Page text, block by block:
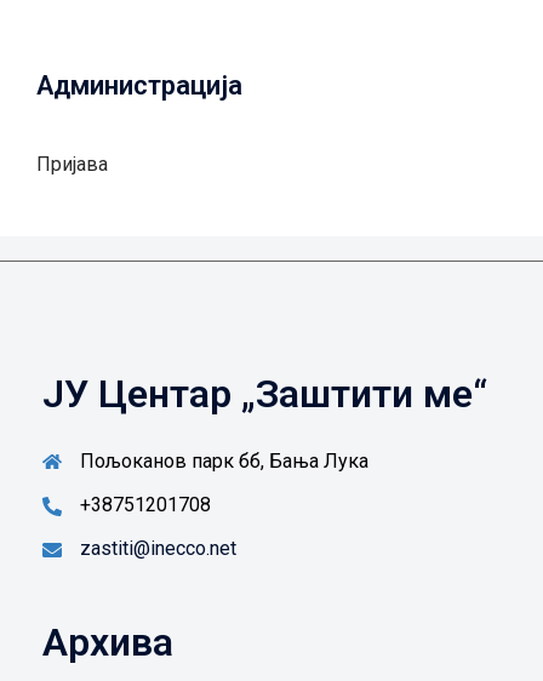
Администрација
Пријава
ЈУ Центар „Заштити ме“
Пољоканов парк бб, Бања Лука
+38751201708
zastiti@inecco.net
Архива